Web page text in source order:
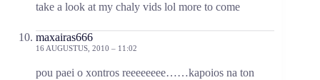
take a look at my chaly vids lol more to come
maxairas666
16 AUGUSTUS, 2010 – 11:02
pou paei o xontros reeeeeeee……kapoios na ton